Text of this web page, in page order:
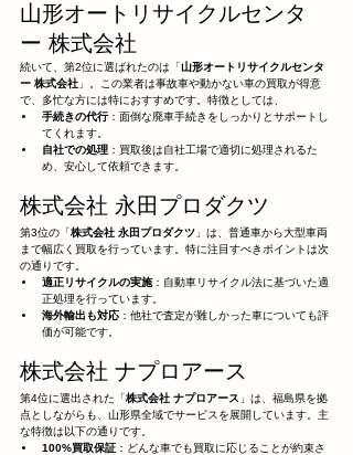
山形オートリサイクルセンタ
ー 株式会社
続いて、第2位に選ばれたのは「山形オートリサイクルセンタ
ー 株式会社 」。この業者は事故車や動かない車の買取が得意
で、多忙な方には特におすすめです。特徴としては、
手続きの代行：面倒な廃車手続きをしっかりとサポートし
てくれます。
自社での処理 ：買取後は自社工場で適切に処理されるた
め、安心して依頼できます。
株式会社 永田プロダクツ
第3位の「株式会社 永田プロダクツ 」は、普通車から大型車両
まで幅広く買取を行っています。特に注目すべきポイントは次
の通りです。
適正リサイクルの実施：自動車リサイクル法に基づいた適
正処理を行っています。
海外輸出も対応 ：他社で査定が難しかった車についても評
価が可能です。
株式会社 ナプロアース
第4位に選出された「株式会社 ナプロアース 」は、福島県を拠
点としながらも、山形県全域でサービスを展開しています。主
な特徴は以下の通りです。
100%買取保証 ：どんな車でも買取に応じることが約束さ